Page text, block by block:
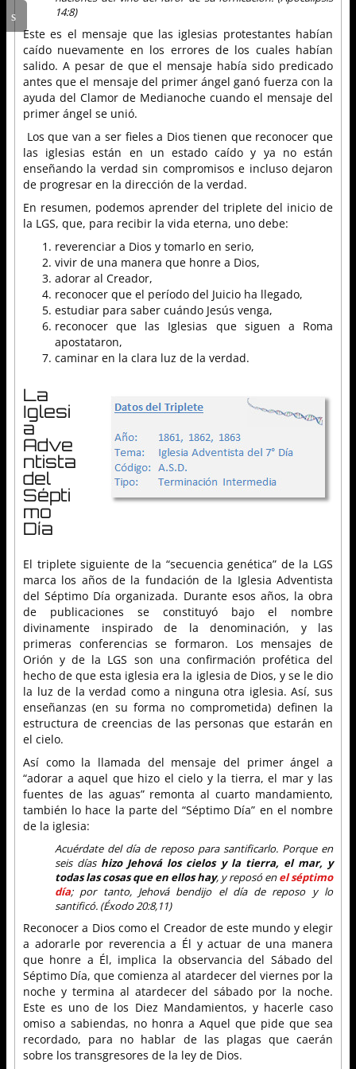
14:8)
Este es el mensaje que las iglesias protestantes habían
caído nuevamente en los errores de los cuales habían
salido. A pesar de que el mensaje había sido predicado
antes que el mensaje del primer ángel ganó fuerza con la
ayuda del Clamor de Medianoche cuando el mensaje del
primer ángel se unió.
Los que van a ser fieles a Dios tienen que reconocer que
las iglesias están en un estado caído y ya no están
enseñando la verdad sin compromisos e incluso dejaron
de progresar en la dirección de la verdad.
En resumen, podemos aprender del triplete del inicio de
la LGS, que, para recibir la vida eterna, uno debe:
reverenciar a Dios y tomarlo en serio,
vivir de una manera que honre a Dios,
adorar al Creador,
reconocer que el período del Juicio ha llegado,
estudiar para saber cuándo Jesús venga,
reconocer que las Iglesias que siguen a Roma
apostataron,
caminar en la clara luz de la verdad.
La
Iglesi
a
Adve
ntista
del
Sépti
mo
Día
El triplete siguiente de la “secuencia genética” de la LGS
marca los años de la fundación de la Iglesia Adventista
del Séptimo Día organizada. Durante esos años, la obra
de publicaciones se constituyó bajo el nombre
divinamente inspirado de la denominación, y las
primeras conferencias se formaron. Los mensajes de
Orión y de la LGS son una confirmación profética del
hecho de que esta iglesia era la iglesia de Dios, y se le dio
la luz de la verdad como a ninguna otra iglesia. Así, sus
enseñanzas (en su forma no comprometida) definen la
estructura de creencias de las personas que estarán en
el cielo.
Así como la llamada del mensaje del primer ángel a
“adorar a aquel que hizo el cielo y la tierra, el mar y las
fuentes de las aguas” remonta al cuarto mandamiento,
también lo hace la parte del “Séptimo Día” en el nombre
de la iglesia:
Acuérdate del día de reposo para santificarlo. Porque en
seis días hizo Jehová los cielos y la tierra, el mar, y
todas las cosas que en ellos hay, y reposó enel séptimo
día; por tanto, Jehová bendijo el día de reposo y lo
santificó. (Éxodo 20:8,11)
Reconocer a Dios como el Creador de este mundo y elegir
a adorarle por reverencia a Él y actuar de una manera
que honre a Él, implica la observancia del Sábado del
Séptimo Día, que comienza al atardecer del viernes por la
noche y termina al atardecer del sábado por la noche.
Este es uno de los Diez Mandamientos, y hacerle caso
omiso a sabiendas, no honra a Aquel que pide que sea
recordado, para no hablar de las plagas que caerán
sobre los transgresores de la ley de Dios.